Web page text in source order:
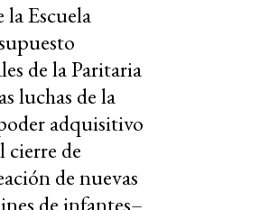
Escuela
de la Paritaria
luchas de la
adquisitivo
cierre de
de nuevas
de infantes–